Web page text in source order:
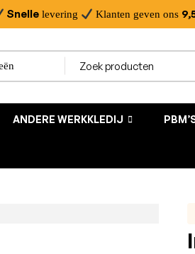
Snelle levering Klanten geven ons
ANDERE WERKKLEDIJ